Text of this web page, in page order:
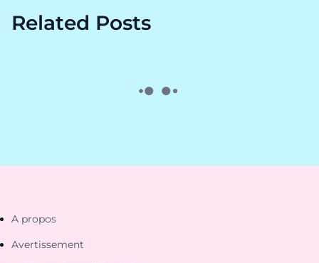
Related Posts
A propos
Avertissement